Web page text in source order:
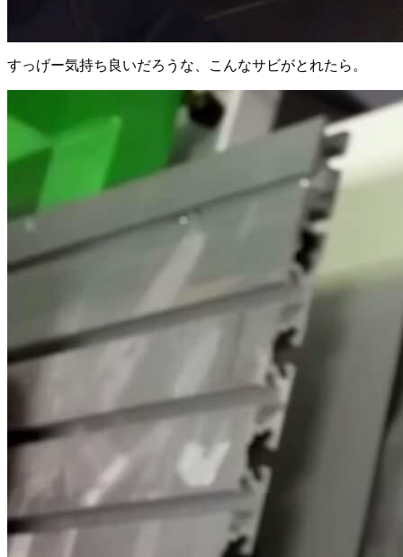
すっげー気持ち良いだろうな、こんなサビがとれたら。